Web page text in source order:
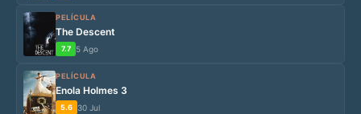
PELÍCULA
The Descent
7.7 5 Ago
PELÍCULA
Enola Holmes 3
5.6 30 Jul